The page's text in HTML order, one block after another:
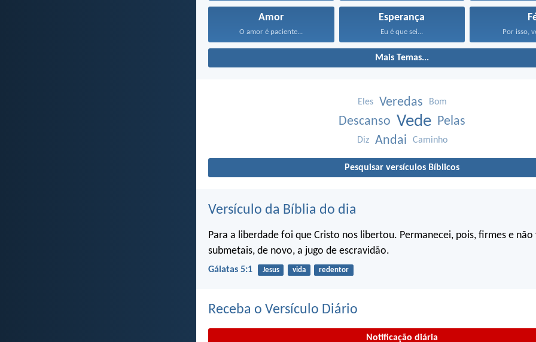
Amor
O amor é paciente...
Esperança
Eu é que sei... Por isso,
Mais Temas...
Eles Veredas Bom
Descanso Vede Pelas
Diz Andai Caminho
Pesquisar versículos Bíblicos
Versículo da Bíblia do dia
Para a liberdade foi que Cristo nos libertou. Permanecei, pois, firmes e não
submetais, de novo, a jugo de escravidão.
Gálatas 5:1 Jesus vida redentor
Receba o Versículo Diário
Notificação diária